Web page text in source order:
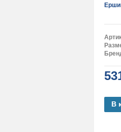
В